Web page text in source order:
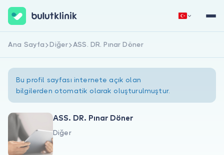
Hakkımızda
Hemen Kaydol
Ana Sayfa Diğer ASS. DR. Pınar Döner
Bu profil sayfası internete açık olan
bilgilerden otomatik olarak oluşturulmuştur.
ASS. DR. Pınar Döner
Diğer